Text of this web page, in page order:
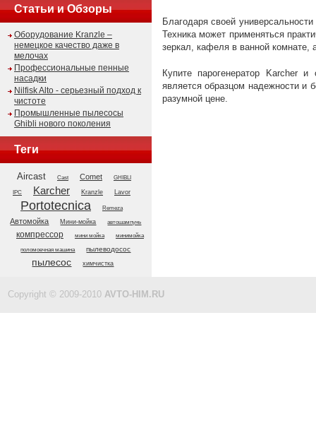
Статьи и Обзоры
Оборудование Kranzle –
немецкое качество даже в
мелочах
Профессиональные пенные
насадки
Nilfisk Alto - серьезный подход к
чистоте
Промышленные пылесосы
Ghibli нового поколения
Теги
Aircast Cast Comet GHIBLI
IPC Karcher Kranzle Lavor
Portotecnica Remeza
Автомойка Мини-мойка автошампунь
компрессор мини мойка минимойка
поломоечная машина пылеводосос
пылесос химчистка
Благодаря своей
Техника может применяться
зеркал, кафеля в ванной комнате,
Купите парогенератор Karcher
является образцом надежности и
разумной цене.
Copyright © 2009-2010 AVTO-HIM.RU